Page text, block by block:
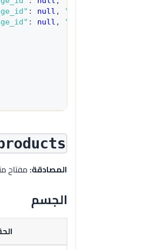
: null , "stock"
: null , "stock"
المصادقة:مفتاح
الجسم